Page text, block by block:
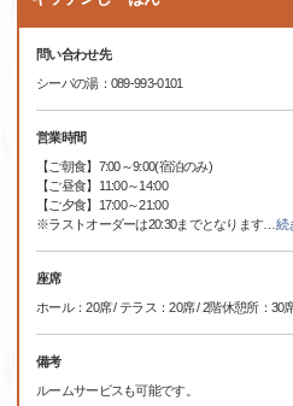
問い合わせ先
シーパの湯：089-993-0101
営業時間
【ご朝食】7:00～9:00(宿泊のみ)
【ご昼食】11:00～14:00
【ご夕食】17:00～21:00
※ラストオーダーは20:30までとなります… 続
座席
ホール：20席 / テラス：20席 / 2階休憩所：30
備考
ルームサービスも可能です。